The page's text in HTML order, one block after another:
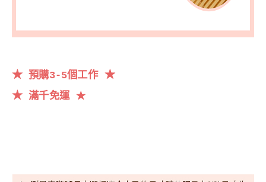
★ 預購3-5個工作★
★ 滿千免運 ★